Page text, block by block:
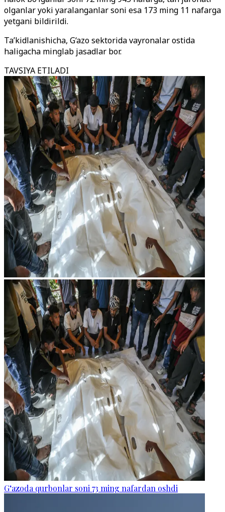
olganlar yoki yaralanganlar soni esa 173 ming 11 nafarga
yetgani bildirildi.
Ta’kidlanishicha, G‘azo sektorida vayronalar ostida
haligacha minglab jasadlar bor.
TAVSIYA ETILADI
G‘azoda qurbonlar soni 73 ming nafardan oshdi